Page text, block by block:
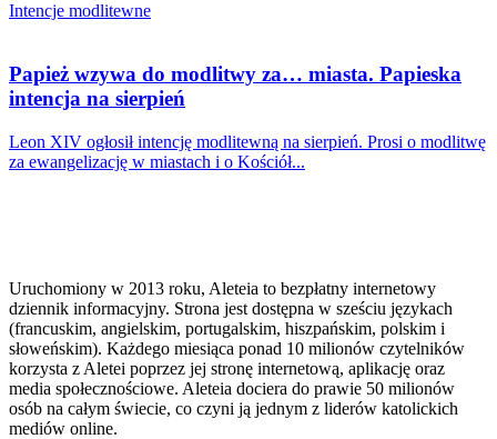
Intencje modlitewne
Papież wzywa do modlitwy za… miasta. Papieska
intencja na sierpień
Leon XIV ogłosił intencję modlitewną na sierpień. Prosi o modlitwę
za ewangelizację w miastach i o Kościół...
Uruchomiony w 2013 roku, Aleteia to bezpłatny internetowy
dziennik informacyjny. Strona jest dostępna w sześciu językach
(francuskim, angielskim, portugalskim, hiszpańskim, polskim i
słoweńskim). Każdego miesiąca ponad 10 milionów czytelników
korzysta z Aletei poprzez jej stronę internetową, aplikację oraz
media społecznościowe. Aleteia dociera do prawie 50 milionów
osób na całym świecie, co czyni ją jednym z liderów katolickich
mediów online.